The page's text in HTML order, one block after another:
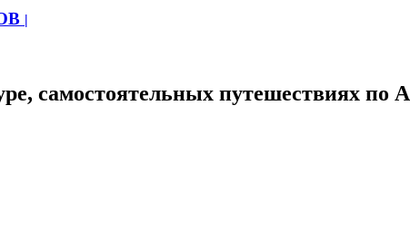
|
самостоятельных путешествиях по